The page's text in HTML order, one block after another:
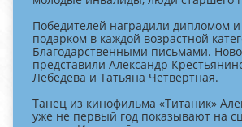
Победителей наградили дипломом
подарком в каждой возрастной
Благодарственными письмами.
представили Александр
Лебедева и Татьяна Четвертная.
Танец из кинофильма «Титаник»
уже не первый год показывают на